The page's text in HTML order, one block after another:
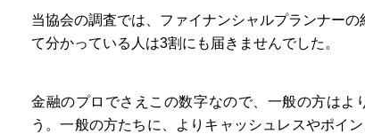
当協会の調査では、ファイナンシャルプランナー
て分かっている人は3割にも届きませんでした。
金融のプロでさえこの数字なので、一般の方はよ
う。一般の方たちに、よりキャッシュレスやポイ